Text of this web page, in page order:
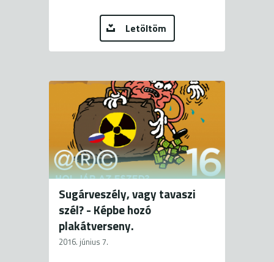
Letöltöm
Sugárveszély, vagy tavaszi
szél? - Képbe hozó
plakátverseny.
2016. június 7.